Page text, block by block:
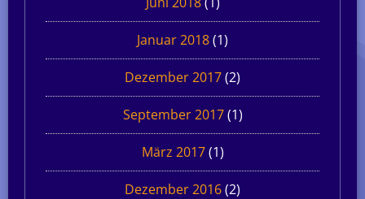
Januar 2018(1)
Dezember 2017(2)
September 2017(1)
März 2017(1)
Dezember 2016(2)